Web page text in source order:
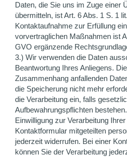
Daten, die Sie uns im Zuge einer
übermitteln, ist Art. 6 Abs. 1 S. 1
Kontaktaufnahme zur Erfüllung
vorvertraglichen Maßnahmen ist
GVO ergänzende
3.) Wir verwenden die Daten
Beantwortung Ihres Anliegens.
Zusammenhang anfallenden
die Speicherung nicht mehr
die Verarbeitung ein, falls
Aufbewahrungspflichten
Einwilligung zur Verarbeitung
Kontaktformular mitgeteilten
jederzeit widerrufen. Bei einer
können Sie der Verarbeitung